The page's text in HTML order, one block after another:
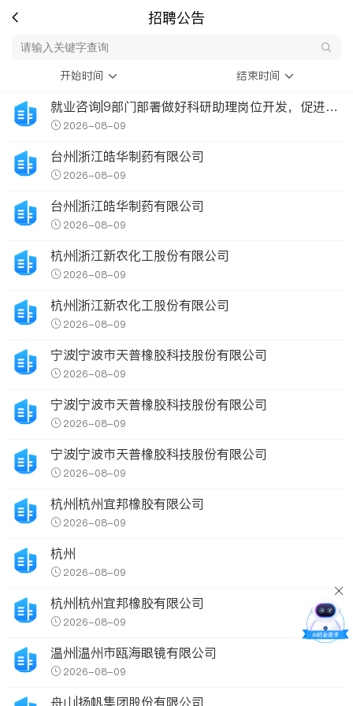
招聘公告
开始时间 结束时间
就业咨询|9部门部署做好科研助理岗位开发，促进高校毕业生就业
2026-08-09
台州|浙江皓华制药有限公司
2026-08-09
台州|浙江皓华制药有限公司
2026-08-09
杭州|浙江新农化工股份有限公司
2026-08-09
杭州|浙江新农化工股份有限公司
2026-08-09
宁波|宁波市天普橡胶科技股份有限公司
2026-08-09
宁波|宁波市天普橡胶科技股份有限公司
2026-08-09
宁波|宁波市天普橡胶科技股份有限公司
2026-08-09
杭州|杭州宜邦橡胶有限公司
2026-08-09
杭州
2026-08-09
杭州|杭州宜邦橡胶有限公司
2026-08-09
温州|温州市瓯海眼镜有限公司
2026-08-09
舟山|扬帆集团股份有限公司